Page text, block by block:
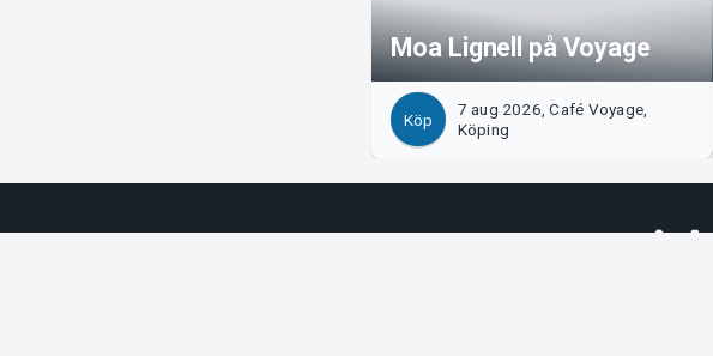
Moa Lignell på Voyage
Köp
7 aug 2026, Café Voyage,
Köping